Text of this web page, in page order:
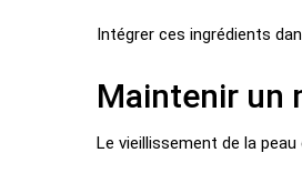
Intégrer ces ingrédients
Maintenir un
Le vieillissement de la